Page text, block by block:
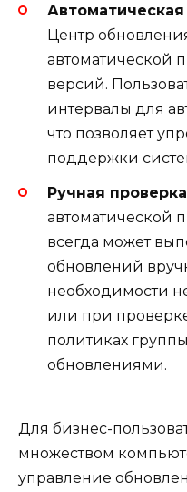
Центр
автоматической
версий.
интервалы для
что позволяет
поддержки
Ручная
автоматической
всегда может
обновлений
необходимости
или при
политиках
обновлениями.
Для бизнес-
множеством
управление